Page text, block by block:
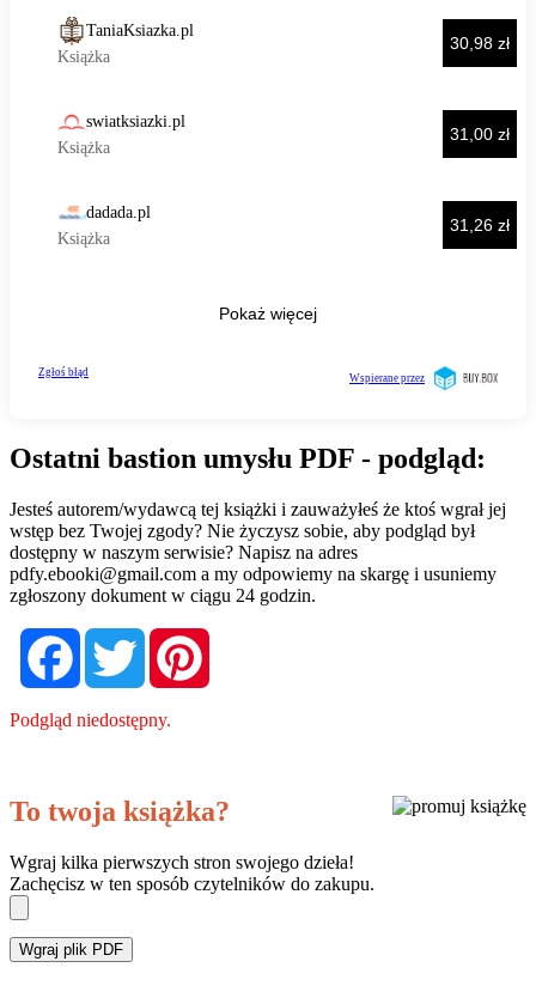
Ostatni bastion umysłu PDF - podgląd:
Jesteś autorem/wydawcą tej książki i zauważyłeś że ktoś wgrał jej
wstęp bez Twojej zgody? Nie życzysz sobie, aby podgląd był
dostępny w naszym serwisie? Napisz na adres
pdfy.ebooki@gmail.com a my odpowiemy na skargę i usuniemy
zgłoszony dokument w ciągu 24 godzin.
FacebookTwitter
Podgląd niedostępny.
To twoja książka?
Wgraj kilka pierwszych stron swojego dzieła!
Zachęcisz w ten sposób czytelników do zakupu.
Wgraj plik PDF